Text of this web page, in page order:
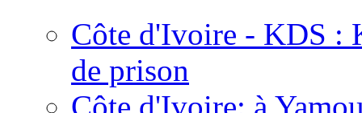
Côte d'Ivoire - KDS :
de prison